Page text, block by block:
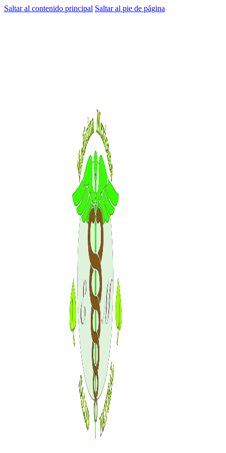
Saltar al contenido principal Saltar al pie de página